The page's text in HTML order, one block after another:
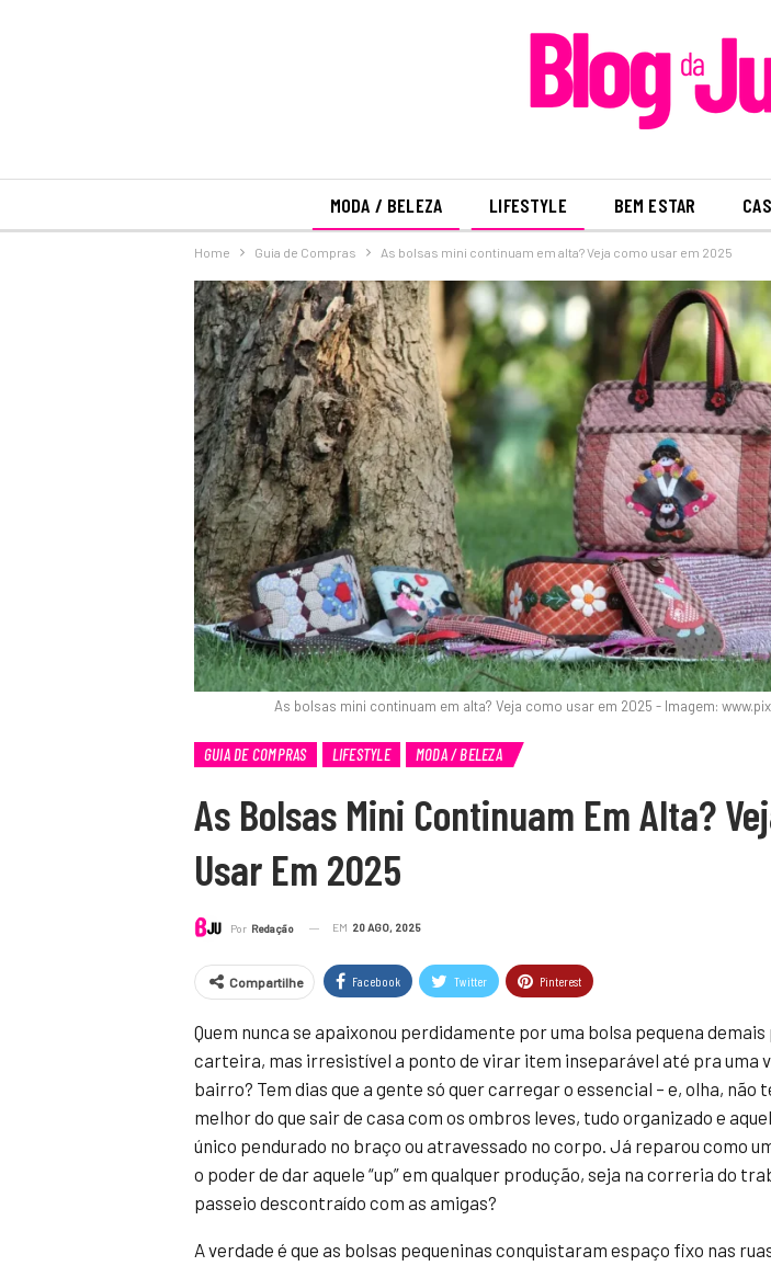
MODA / BELEZA LIFESTYLE BEM ESTAR
Home Guia de Compras As bolsas mini continuam em alta? Veja como usar em 2025
As bolsas mini continuam em alta? Veja como usar em 2025 - Imagem:
GUIA DE COMPRAS LIFESTYLE MODA / BELEZA
As Bolsas Mini Continuam Em Alta?
Usar Em 2025
Por Redação EM 20 AGO, 2025
Compartilhe Facebook Twitter Pinterest
Quem nunca se apaixonou perdidamente por uma bolsa pequena
carteira, mas irresistível a ponto de virar item inseparável até pra uma
bairro? Tem dias que a gente só quer carregar o essencial – e, olha, não
melhor do que sair de casa com os ombros leves, tudo organizado e
único pendurado no braço ou atravessado no corpo. Já reparou como
o poder de dar aquele “up” em qualquer produção, seja na correria do
passeio descontraído com as amigas?
A verdade é que as bolsas pequeninas conquistaram espaço fixo nas